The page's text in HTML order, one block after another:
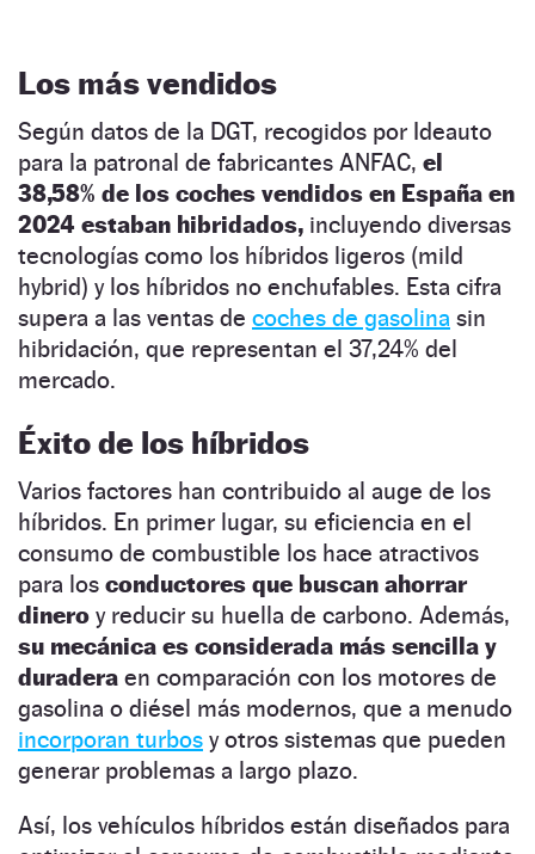
Los más vendidos
Según datos de la DGT, recogidos por Ideauto
para la patronal de fabricantes ANFAC, el
38,58% de los coches vendidos en España en
2024 estaban hibridados, incluyendo diversas
tecnologías como los híbridos ligeros (mild
hybrid) y los híbridos no enchufables. Esta cifra
supera a las ventas de coches de gasolina sin
hibridación, que representan el 37,24% del
mercado.
Éxito de los híbridos
Varios factores han contribuido al auge de los
híbridos. En primer lugar, su eficiencia en el
consumo de combustible los hace atractivos
para los conductores que buscan ahorrar
dinero y reducir su huella de carbono. Además,
su mecánica es considerada más sencilla y
duradera en comparación con los motores de
gasolina o diésel más modernos, que a menudo
incorporan turbos y otros sistemas que pueden
generar problemas a largo plazo.
Así, los vehículos híbridos están diseñados para